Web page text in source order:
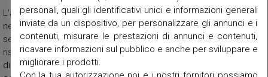
L’attuale chiesa di S. Antonio di Padova in Terranegra fu edificata
nel 1970 in sostituzione di un precedente edificio di culto
seicentesco (ampliato nel XIX sec.). L’erezione in Parrocchia
risale al 30 ottobre 1953. La chiesa è stata consacrata il 17
dicembre 1995. L’edificio si presenta con facciata in stile
personali, quali gli identificativi unici e informazioni generali
inviate da un dispositivo, per personalizzare gli annunci e i
contenuti, misurare le prestazioni di annunci e contenuti,
ricavare informazioni sul pubblico e anche per sviluppare e
migliorare i prodotti.